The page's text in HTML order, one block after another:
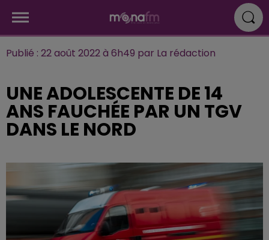
Publié : 22 août 2022 à 6h49 par La rédaction
UNE ADOLESCENTE DE 14
ANS FAUCHÉE PAR UN TGV
DANS LE NORD